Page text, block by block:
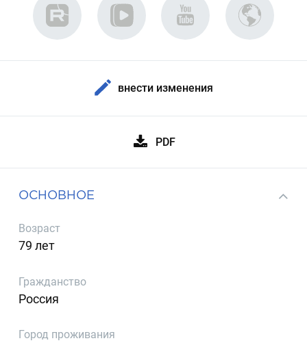
внести изменения
PDF
ОСНОВНОЕ
Возраст
79 лет
Гражданство
Россия
Город проживания